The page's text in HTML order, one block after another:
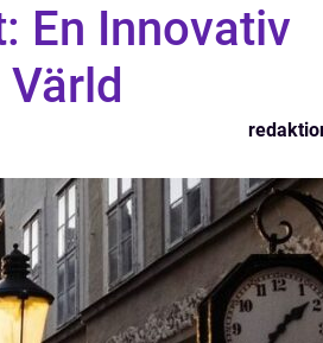
En Innovativ